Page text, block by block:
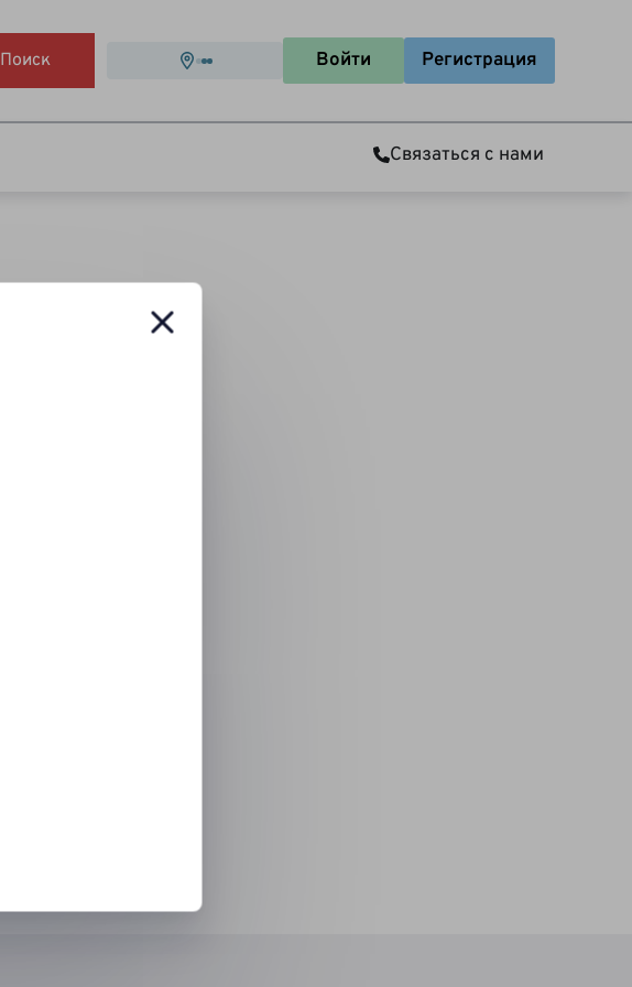
Поиск Войти Регистрация
Связаться с нами